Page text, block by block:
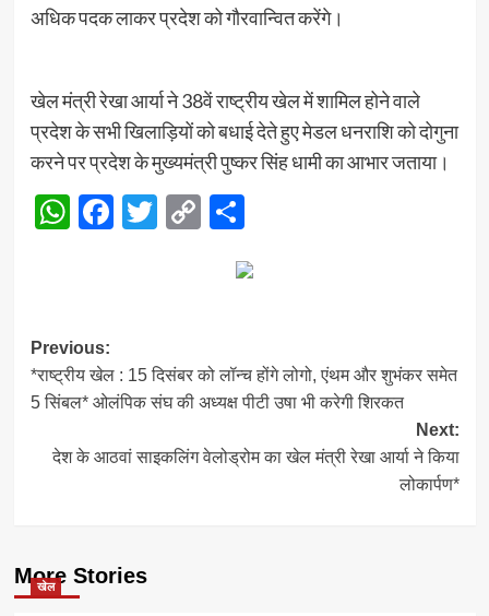
अधिक पदक लाकर प्रदेश को गौरवान्वित करेंगे।
खेल मंत्री रेखा आर्या ने 38वें राष्ट्रीय खेल में शामिल होने वाले
प्रदेश के सभी खिलाड़ियों को बधाई देते हुए मेडल धनराशि को दोगुना
करने पर प्रदेश के मुख्यमंत्री पुष्कर सिंह धामी का आभार जताया।
WhatsApp
Facebook
Twitter
CopyShare
Post
navigation
Previous:
*राष्ट्रीय खेल : 15 दिसंबर को लॉन्च होंगे लोगो, एंथम और शुभंकर समेत
5 सिंबल* ओलंपिक संघ की अध्यक्ष पीटी उषा भी करेगी शिरकत
Next:
देश के आठवां साइकलिंग वेलोड्रोम का खेल मंत्री रेखा आर्या ने किया
लोकार्पण*
More Stories
खेल